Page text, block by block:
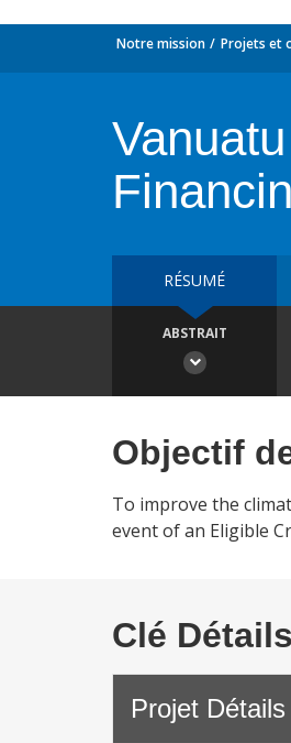
Notre mission Projets et
RÉSUMÉ
ABSTRAIT
Objectif
To improve the
event of an Eligible
Clé Détails
Projet Détails